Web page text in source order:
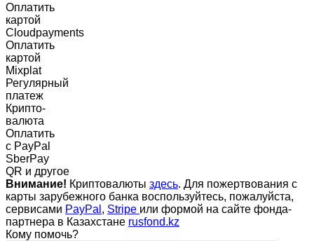
Оплатить
картой
Cloudpayments
Оплатить
картой
Mixplat
Регулярный
платеж
Крипто-
валюта
Оплатить
c PayPal
SberPay
QR и другое
Внимание! Криптовалюты здесь. Для пожертвования с
карты зарубежного банка воспользуйтесь, пожалуйста,
сервисами PayPal , Stripe или формой на сайте фонда-
партнера в Казахстане rusfond.kz
Кому помочь?